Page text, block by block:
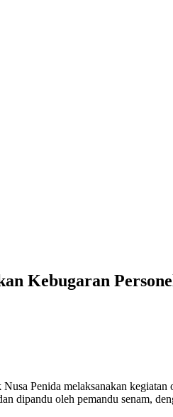
Kebugaran
Penida melaksanakan
dipandu oleh pemandu senam,